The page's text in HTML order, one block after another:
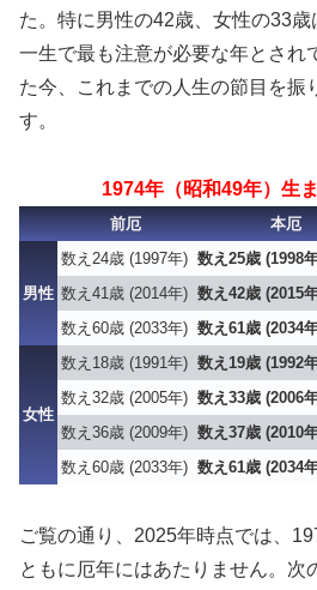
た。特に男性の42歳、女性の33歳
一生で最も注意が必要な年とされ
た今、これまでの人生の節目を振
す。
1974年（昭和49年）生
前厄 本厄
男性
数え24歳 (1997年) 数え25歳 (1998
数え41歳 (2014年) 数え42歳 (2015
数え60歳 (2033年) 数え61歳 (2034
女性
数え18歳 (1991年) 数え19歳 (1992
数え32歳 (2005年) 数え33歳 (2006
数え36歳 (2009年) 数え37歳 (2010
数え60歳 (2033年) 数え61歳 (2034
ご覧の通り、2025年時点では、
ともに厄年にはあたりません。次